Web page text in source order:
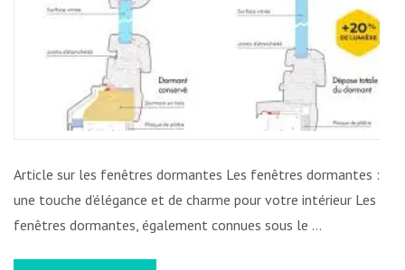
UN
CHARME
Article sur les fenêtres dormantes Les fenêtres dormantes :
une touche d’élégance et de charme pour votre intérieur Les
fenêtres dormantes, également connues sous le …